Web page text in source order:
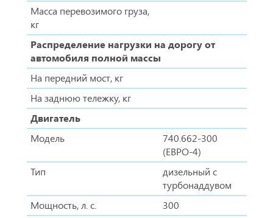
Масса перевозимого груза,
кг
Распределение нагрузки на дорогу от
автомобиля полной массы
На передний мост, кг
На заднюю тележку, кг
Двигатель
Модель
740.662-300
(ЕВРО-4)
Тип
дизельный с
турбонаддувом
Мощность, л. с.
300